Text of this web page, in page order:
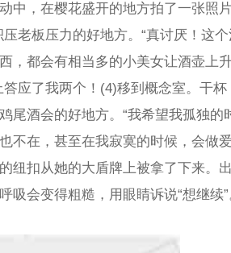
中，在樱花盛开的地方拍了一张照
老板压力的好地方。“真讨厌！这
，都会有相当多的小美女让酒壶上
应了我两个！(4)移到概念室。干
尾酒会的好地方。“我希望我孤独
不在，甚至在我寂寞的时候，会做
纽扣从她的大盾牌上被拿了下来。
吸会变得粗糙，用眼睛诉说“想继续